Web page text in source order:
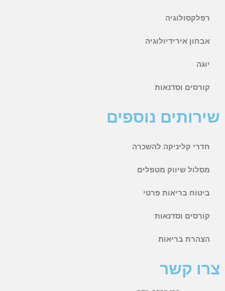
רפלקסולוגיה
אבחון אירידיולוגיה
יוגה
קורסים וסדנאות
שירותים נוספים
חדרי קליניקה להשכרה
מסלול שיווק מטפלים
ביטוח בריאות פרטי
קורסים וסדנאות
הצהרת בריאות
צרו קשר